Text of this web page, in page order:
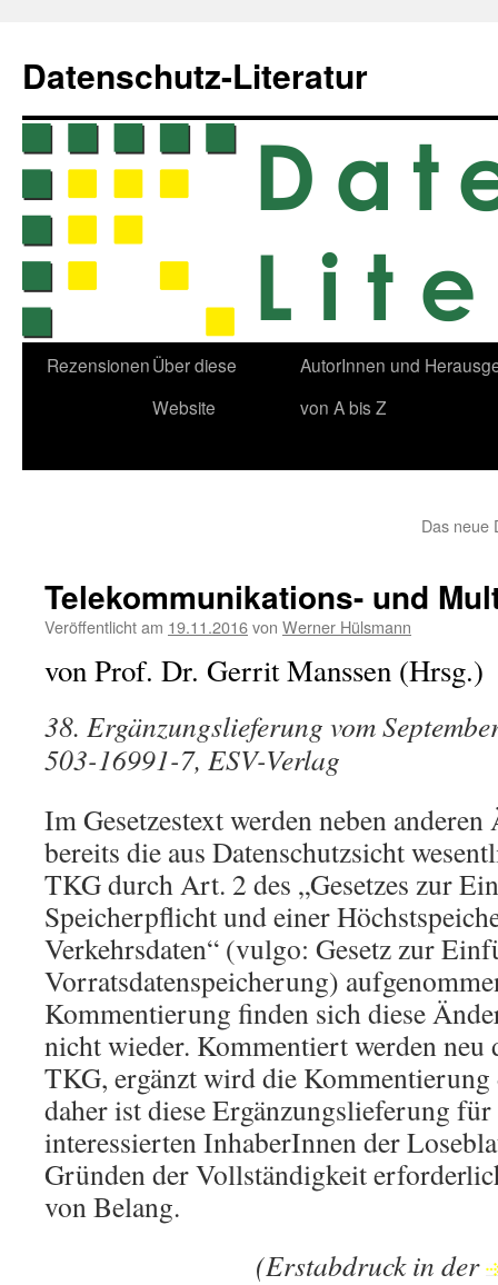
springen
Datenschutz-Literatur
RezensionenÜber diese
Website
AutorInnen und
von A bis Z
Das neue
Telekommunikations- und
Veröffentlicht am 19.11.2016von Werner Hülsmann
von Prof. Dr. Gerrit Manssen (Hrsg.)
38. Ergänzungslieferung vom
503-16991-7, ESV-Verlag
Im Gesetzestext werden neben
bereits die aus Datenschutzsicht
TKG durch Art. 2 des „Gesetzes zur
Speicherpflicht und einer
Verkehrsdaten“ (vulgo: Gesetz zur
Vorratsdatenspeicherung)
Kommentierung finden sich diese
nicht wieder. Kommentiert werden neu
TKG, ergänzt wird die
daher ist diese Ergänzungslieferung
interessierten InhaberInnen der
Gründen der Vollständigkeit
von Belang.
(Erstabdruck in der